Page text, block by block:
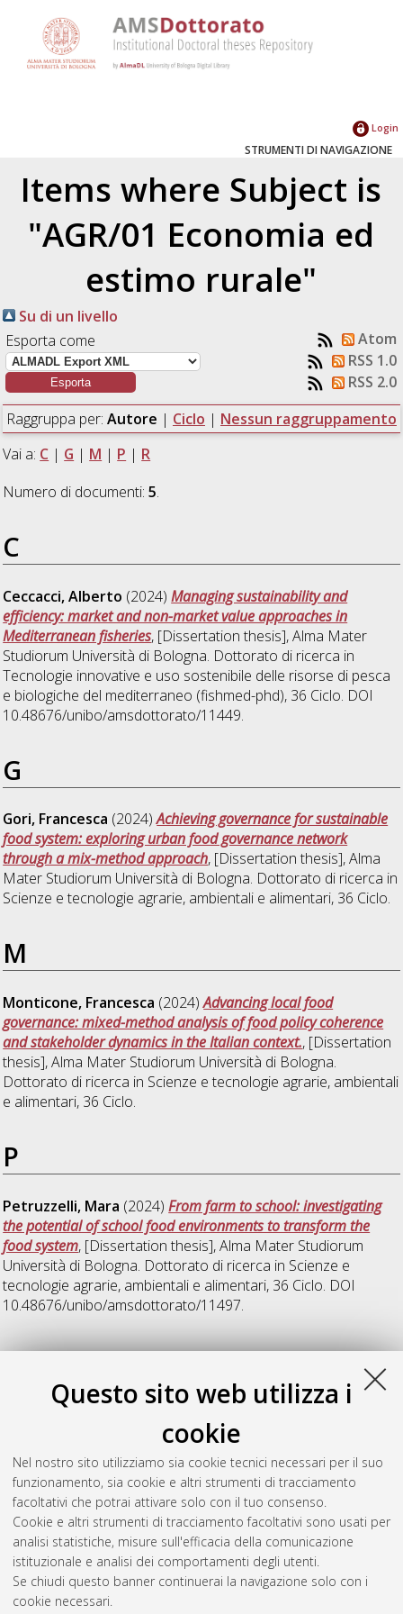
Questo sito web utilizza i
cookie
Nel nostro sito utilizziamo sia cookie tecnici necessari per il suo
funzionamento, sia cookie e altri strumenti di tracciamento
facoltativi che potrai attivare solo con il tuo consenso.
Cookie e altri strumenti di tracciamento facoltativi sono usati per
analisi statistiche, misure sull'efficacia della comunicazione
istituzionale e analisi dei comportamenti degli utenti.
Se chiudi questo banner continuerai la navigazione solo con i
cookie necessari.
Login
STRUMENTI DI NAVIGAZIONE
Items where Subject is
"AGR/01 Economia ed
estimo rurale"
Su di un livello
Esporta come
Atom
RSS 1.0
RSS 2.0
Raggruppa per: Autore | Ciclo | Nessun raggruppamento
Vai a: C | G | M | P | R
Numero di documenti:5.
C
Ceccacci, Alberto (2024)Managing sustainability and
efficiency: market and non-market value approaches in
Mediterranean fisheries, [Dissertation thesis], Alma Mater
Studiorum Università di Bologna. Dottorato di ricerca in
Tecnologie innovative e uso sostenibile delle risorse di pesca
e biologiche del mediterraneo (fishmed-phd), 36 Ciclo. DOI
10.48676/unibo/amsdottorato/11449.
G
Gori, Francesca (2024)Achieving governance for sustainable
food system: exploring urban food governance network
through a mix-method approach, [Dissertation thesis], Alma
Mater Studiorum Università di Bologna. Dottorato di ricerca in
Scienze e tecnologie agrarie, ambientali e alimentari, 36 Ciclo.
M
Monticone, Francesca (2024)Advancing local food
governance: mixed-method analysis of food policy coherence
and stakeholder dynamics in the Italian context., [Dissertation
thesis], Alma Mater Studiorum Università di Bologna.
Dottorato di ricerca in Scienze e tecnologie agrarie, ambientali
e alimentari, 36 Ciclo.
P
Petruzzelli, Mara (2024)From farm to school: investigating
the potential of school food environments to transform the
food system, [Dissertation thesis], Alma Mater Studiorum
Università di Bologna. Dottorato di ricerca in Scienze e
tecnologie agrarie, ambientali e alimentari, 36 Ciclo. DOI
10.48676/unibo/amsdottorato/11497.
R
Russo, Silvia (2024) The determinants of the farmland market
[Dissertation thesis], Alma Mater Studiorum Università di
Bologna. Dottorato di ricerca inScienze e tecnologie agrarie,
ambientali e alimentari, 36 Ciclo. DOI
10.48676/unibo/amsdottorato/11128.
Questa lista e' stata generata ilSat Aug 8 20:34:41 2026
Atom